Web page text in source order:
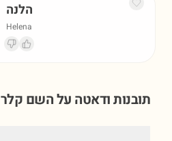
הלנה
Helena
תובנות ודאטה על השם קלר